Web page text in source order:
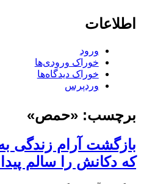
اطلاعات
ورود
خوراک ورودی‌ها
خوراک دیدگاه‌ها
وردپرس
برچسب: «حمص»
بازگشت آرام زندگی
که دکانش را سالم